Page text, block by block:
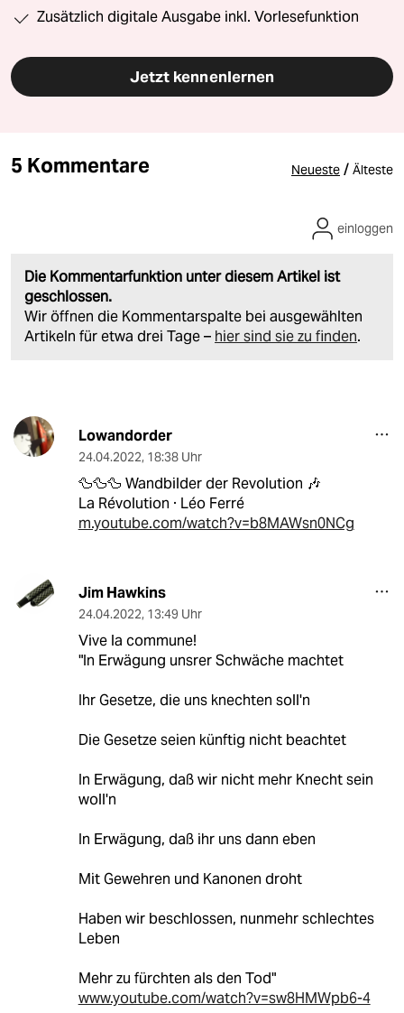
Zusätzlich digitale Ausgabe inkl. Vorlesefunktion
Jetzt kennenlernen
5 Kommentare Neueste / Älteste
Die Kommentarfunktion unter diesem Artikel ist
geschlossen.
Wir öffnen die Kommentarspalte bei ausgewählten
Artikeln für etwa drei Tage – hier sind sie zu finden.
einloggen
Lowandorder
24.04.2022, 18:38 Uhr
🦆🦆🦆 Wandbilder der Revolution 🎶
La Révolution · Léo Ferré
m.youtube.com/watch?v=b8MAWsn0NCg
Jim Hawkins
24.04.2022, 13:49 Uhr
Vive la commune!
"In Erwägung unsrer Schwäche machtet
Ihr Gesetze, die uns knechten soll'n
Die Gesetze seien künftig nicht beachtet
In Erwägung, daß wir nicht mehr Knecht sein
woll'n
In Erwägung, daß ihr uns dann eben
Mit Gewehren und Kanonen droht
Haben wir beschlossen, nunmehr schlechtes
Leben
Mehr zu fürchten als den Tod"
www.youtube.com/watch?v=sw8HMWpb6-4